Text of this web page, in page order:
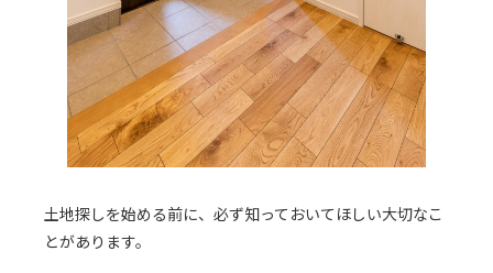
土地探しを始める前に、必ず知っておいてほしい大切なこ
とがあります。